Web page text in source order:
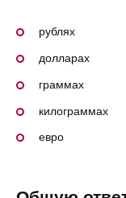
рублях
долларах
граммах
килограммах
евро